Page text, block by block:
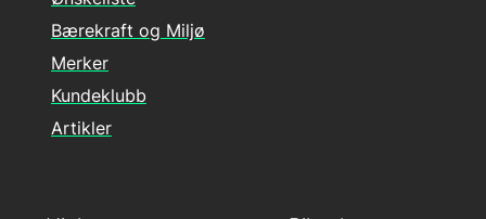
Bærekraft og Miljø
Merker
Kundeklubb
Artikler